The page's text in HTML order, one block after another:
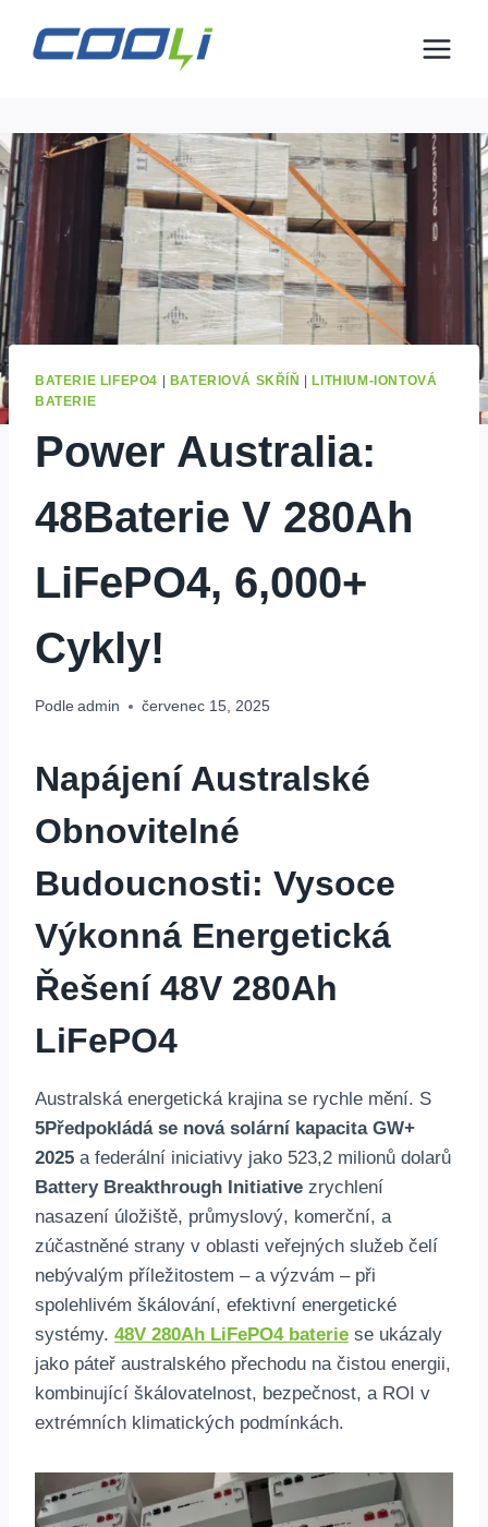
BATERIE LIFEPO4 | BATERIOVÁ SKŘÍŇ |LITHIUM-IONTOVÁ
BATERIE
Power Australia:
48Baterie V 280Ah
LiFePO4, 6,000+
Cykly!
Podle admin červenec 15, 2025
Napájení Australské
Obnovitelné
Budoucnosti: Vysoce
Výkonná Energetická
Řešení 48V 280Ah
LiFePO4
Australská energetická krajina se rychle mění. S
5Předpokládá se nová solární kapacita GW+
2025 a federální iniciativy jako 523,2 milionů dolarů
Battery Breakthrough Initiative zrychlení
nasazení úložiště, průmyslový, komerční, a
zúčastněné strany v oblasti veřejných služeb čelí
nebývalým příležitostem – a výzvám – při
spolehlivém škálování, efektivní energetické
systémy. 48V 280Ah LiFePO4 baterie se ukázaly
jako páteř australského přechodu na čistou energii,
kombinující škálovatelnost, bezpečnost, a ROI v
extrémních klimatických podmínkách.